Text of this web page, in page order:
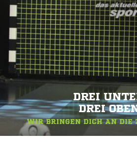
DREI
DREI
WIR BRINGEN DICH AN DIE